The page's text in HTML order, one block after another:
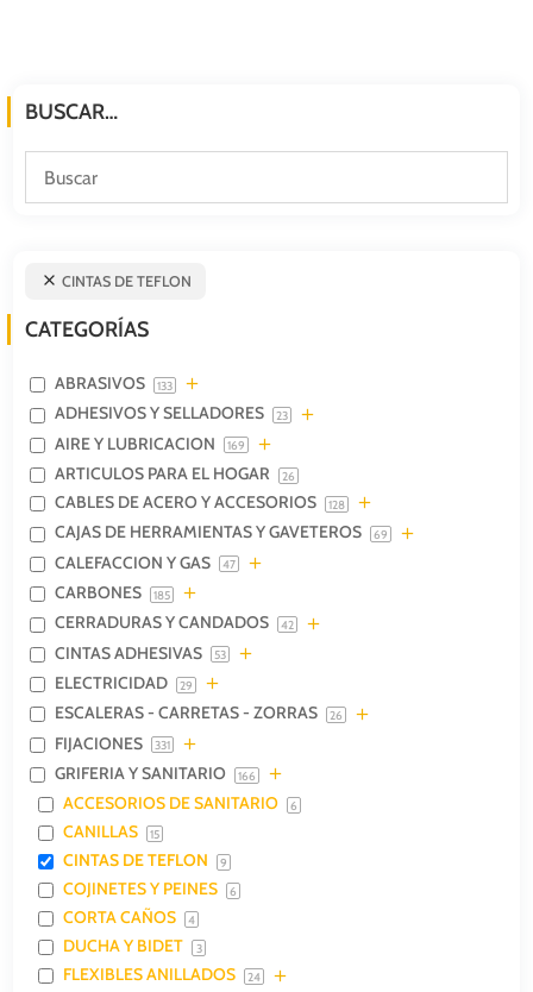
BUSCAR…
CINTAS DE TEFLON
CATEGORÍAS
ABRASIVOS 133
ADHESIVOS Y SELLADORES 23
AIRE Y LUBRICACION 169
ARTICULOS PARA EL HOGAR 26
CABLES DE ACERO Y ACCESORIOS 128
CAJAS DE HERRAMIENTAS Y GAVETEROS 69
CALEFACCION Y GAS 47
CARBONES 185
CERRADURAS Y CANDADOS 42
CINTAS ADHESIVAS 53
ELECTRICIDAD 29
ESCALERAS - CARRETAS - ZORRAS 26
FIJACIONES 331
GRIFERIA Y SANITARIO 166
ACCESORIOS DE SANITARIO 6
CANILLAS 15
CINTAS DE TEFLON 9
COJINETES Y PEINES 6
CORTA CAÑOS 4
DUCHA Y BIDET 3
FLEXIBLES ANILLADOS 24